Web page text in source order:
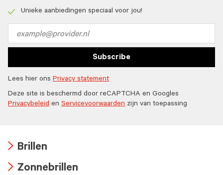
icon
Unieke aanbiedingen speciaal voor jou!
address
Subscribe
Lees hier ons Privacy statement
Deze site is beschermd door reCAPTCHA en Googles
Privacybeleid en Servicevoorwaarden zijn van toepassing
icon
Brillen
Zonnebrillen